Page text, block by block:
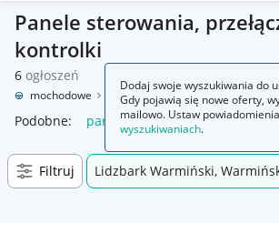
Panele sterowania,
kontrolki
6 ogłoszeń
samochodowe Wyposażenie wnętrza Panele
Podobne: panele sterowania przełączniki
Filtruj Lidzbark Warmiński,
Dodaj swoje wyszukiwania do
Gdy pojawią się nowe oferty,
mailowo. Ustaw
wyszukiwaniach.